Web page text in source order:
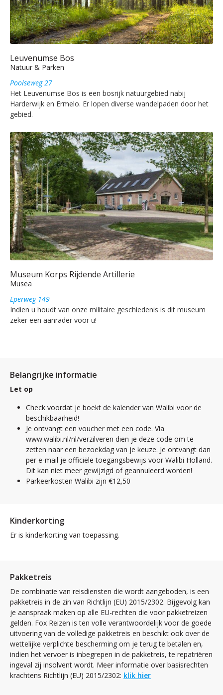
Leuvenumse Bos
Natuur & Parken
Poolseweg 27
Het Leuvenumse Bos is een bosrijk natuurgebied nabij
Harderwijk en Ermelo. Er lopen diverse wandelpaden door het
gebied.
Museum Korps Rijdende Artillerie
Musea
Eperweg 149
Indien u houdt van onze militaire geschiedenis is dit museum
zeker een aanrader voor u!
Belangrijke informatie
Let op
Check voordat je boekt de kalender van Walibi voor de
beschikbaarheid!
Je ontvangt een voucher met een code. Via
www.walibi.nl/nl/verzilveren dien je deze code om te
zetten naar een bezoekdag van je keuze. Je ontvangt dan
per e-mail je officiële toegangsbewijs voor Walibi Holland.
Dit kan niet meer gewijzigd of geannuleerd worden!
Parkeerkosten Walibi zijn €12,50
Kinderkorting
Er is kinderkorting van toepassing.
Pakketreis
De combinatie van reisdiensten die wordt aangeboden, is een
pakketreis in de zin van Richtlijn (EU) 2015/2302. Bijgevolg kan
je aanspraak maken op alle EU-rechten die voor pakketreizen
gelden. Fox Reizen is ten volle verantwoordelijk voor de goede
uitvoering van de volledige pakketreis en beschikt ook over de
wettelijke verplichte bescherming om je terug te betalen en,
indien het vervoer is inbegrepen in de pakketreis, te repatriëren
ingeval zij insolvent wordt. Meer informatie over basisrechten
krachtens Richtlijn (EU) 2015/2302: klik hier